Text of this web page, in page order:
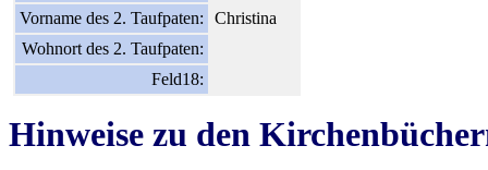
Vorname des 2. Taufpaten:
Christina
Wohnort des 2. Taufpaten:
Feld18:
Hinweise zu den